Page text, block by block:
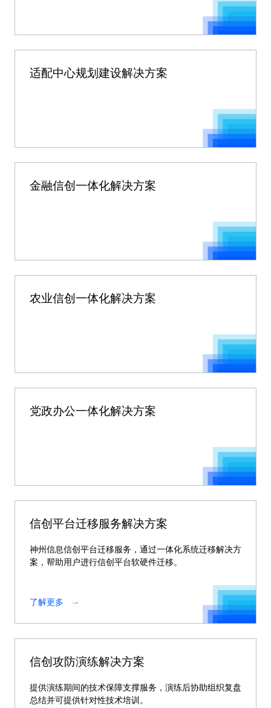
适配中心规划建设解决方案
金融信创一体化解决方案
农业信创一体化解决方案
党政办公一体化解决方案
信创平台迁移服务解决方案
神州信息信创平台迁移服务，通过一体化系统迁移解决方
案，帮助用户进行信创平台软硬件迁移。
了解更多
信创攻防演练解决方案
提供演练期间的技术保障支撑服务，演练后协助组织复盘
总结并可提供针对性技术培训。